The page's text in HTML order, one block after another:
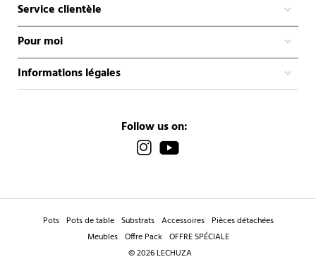
Service clientèle
Pour moi
Informations légales
Follow us on:
Pots Pots de table Substrats Accessoires Pièces détachées
Meubles Offre Pack OFFRE SPÉCIALE
© 2026 LECHUZA